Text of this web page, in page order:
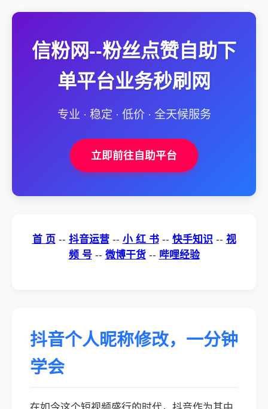
信粉网--粉丝点赞自助下
单平台业务秒刷网
专业 · 稳定 · 低价 · 全天候服务
立即前往自助平台
首 页 -- 抖音运营 -- 小 红 书 -- 快手知识 -- 视
频 号 -- 微博干货 -- 哔哩经验
抖音个人昵称修改，一分钟
学会